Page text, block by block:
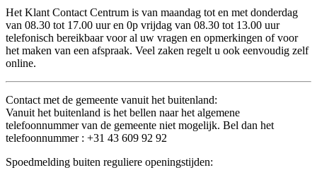
Het Klant Contact Centrum is van maandag tot en met donderdag
van 08.30 tot 17.00 uur en 0p vrijdag van 08.30 tot 13.00 uur
telefonisch bereikbaar voor al uw vragen en opmerkingen of voor
het maken van een afspraak. Veel zaken regelt u ook eenvoudig zelf
online.
Contact met de gemeente vanuit het buitenland:
Vanuit het buitenland is het bellen naar het algemene
telefoonnummer van de gemeente niet mogelijk. Bel dan het
telefoonnummer : +31 43 609 92 92
Spoedmelding buiten reguliere openingstijden: